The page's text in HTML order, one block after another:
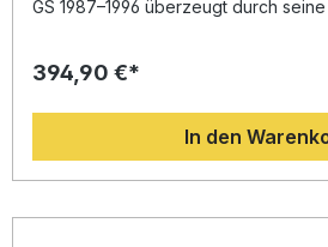
GS 1987–1996 überzeugt durch
Weltmeisterschaft, sorgt dieser
gleichzeitig deutlicher
Serienanlage. Das charakteristische
nur optisch ein Highlight, sondern
Abgasfluss für einen dynamischen,
zugelassen. Der integrierte,
394,90 €*
In den